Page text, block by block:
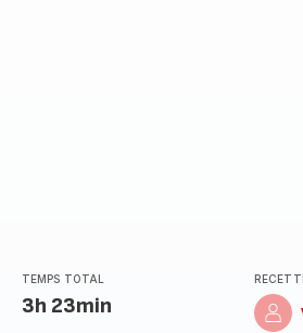
TEMPS TOTAL
3h 23min